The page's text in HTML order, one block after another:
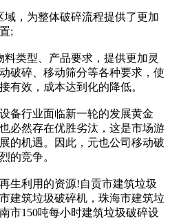
，为整体破碎流程提供了更加
;
类型、产品要求，提供更加灵
破碎、移动筛分等各种要求，使
有效，成本达到化的降低。
备行业面临新一轮的发展黄金
必然存在优胜劣汰，这是市场游
的机遇。因此，元也公司移动破
的竞争。
生利用的资源!自贡市建筑垃圾
建筑垃圾破碎机，珠海市建筑垃
市150吨每小时建筑垃圾破碎设